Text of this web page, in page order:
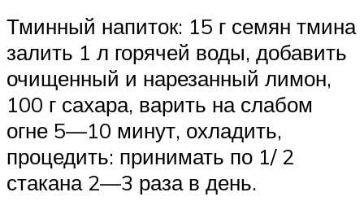
Тминный напиток: 15 г семян тмина
залить 1 л горячей воды, добавить
очищенный и нарезанный лимон,
100 г сахара, варить на слабом
огне 5—10 минут, охладить,
процедить: принимать по 1/ 2
стакана 2—3 раза в день.